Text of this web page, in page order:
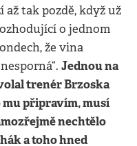
tak pozdě, když už
o jednom
že vina
Jednou na
trenér Brzoska
mu připravím, musí
nechtělo
a toho hned